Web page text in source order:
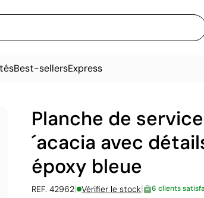
Best-sellersExpress
Planche de
´acacia avec
époxy bleue
REF. 42962| Vérifier le stock| 6 clients